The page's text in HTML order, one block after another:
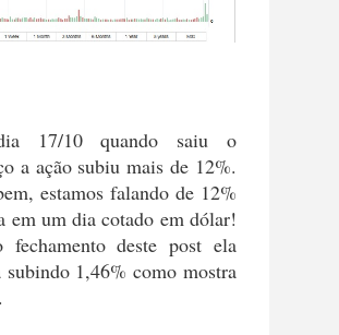
17/10 quando saiu o
a ação subiu mais de 12%.
estamos falando de 12%
em um dia cotado em dólar!
deste post ela
subindo 1,46% como mostra